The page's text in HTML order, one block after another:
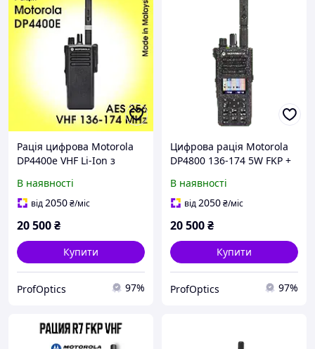
Рація цифрова Motorola
DP4400e VHF Li-Ion з
професійна армійська
В наявності
від2050₴/міс
20 500₴
Купити
ProfOptics 97%
Цифрова рація Motorola
DP4800 136-174 5W FKP +
MDH56JDN9VA1AN
MotoTRBO
В наявності
від2050₴/міс
20 500₴
Купити
ProfOptics 97%